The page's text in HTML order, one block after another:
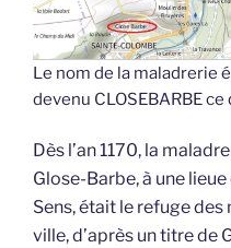
Le nom de la maladrerie
devenu CLOSEBARBE
Dès l’an 1170, la
Glose-Barbe, à une
Sens, était le refuge
ville, d’après un titre de